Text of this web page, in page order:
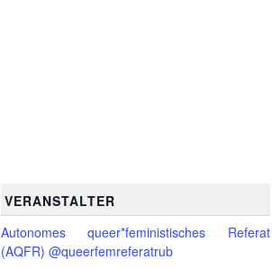
VERANSTALTER
Autonomes queer*feministisches Referat
(AQFR) @queerfemreferatrub